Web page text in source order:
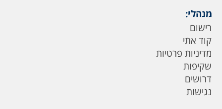
מנהלי:
רישום
קוד אתי
מדיניות פרטיות
שקיפות
דרושים
נגישות